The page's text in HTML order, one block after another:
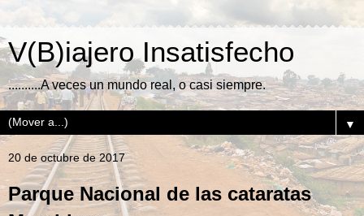
V(B)iajero Insatisfecho
..........A veces un mundo real, o casi siempre.
▼
20 de octubre de 2017
Parque Nacional de las cataratas